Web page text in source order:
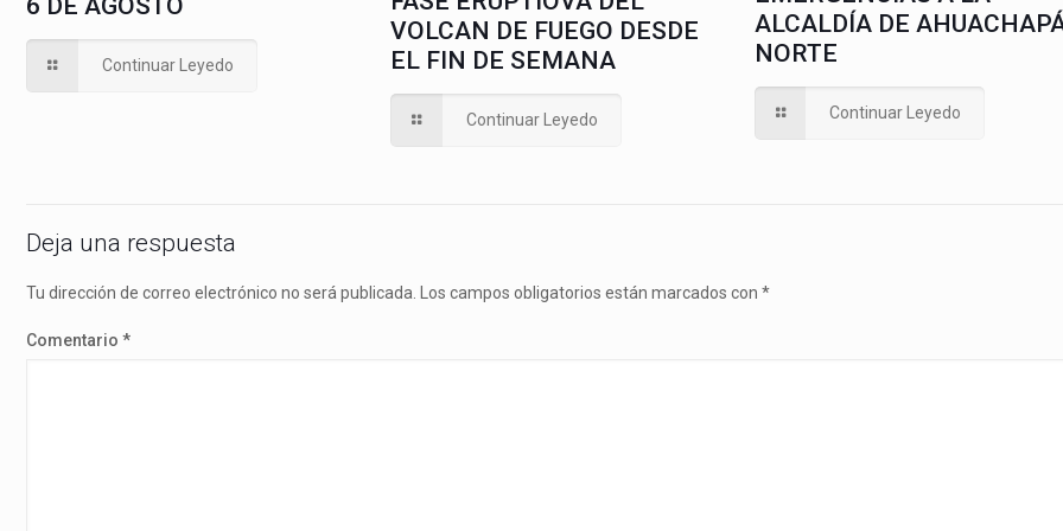
6 DE AGOSTO
Continuar Leyedo
VOLCAN DE FUEGO DESDE
EL FIN DE SEMANA
Continuar Leyedo
ALCALDÍA DE
NORTE
Continuar Leyedo
Deja una respuesta
Tu dirección de correo electrónico no será publicada. Los campos obligatorios están marcados con *
Comentario *